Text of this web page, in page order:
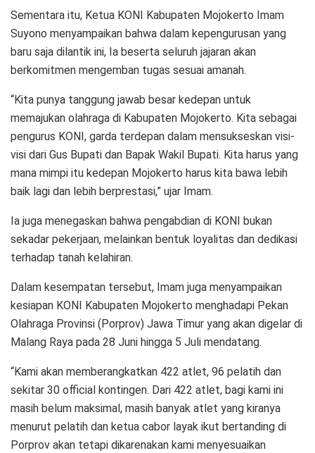
Sementara itu, Ketua KONI Kabupaten Mojokerto Imam
Suyono menyampaikan bahwa dalam kepengurusan yang
baru saja dilantik ini, Ia beserta seluruh jajaran akan
berkomitmen mengemban tugas sesuai amanah.
“Kita punya tanggung jawab besar kedepan untuk
memajukan olahraga di Kabupaten Mojokerto. Kita sebagai
pengurus KONI, garda terdepan dalam mensukseskan visi-
visi dari Gus Bupati dan Bapak Wakil Bupati. Kita harus yang
mana mimpi itu kedepan Mojokerto harus kita bawa lebih
baik lagi dan lebih berprestasi,” ujar Imam.
Ia juga menegaskan bahwa pengabdian di KONI bukan
sekadar pekerjaan, melainkan bentuk loyalitas dan dedikasi
terhadap tanah kelahiran.
Dalam kesempatan tersebut, Imam juga menyampaikan
kesiapan KONI Kabupaten Mojokerto menghadapi Pekan
Olahraga Provinsi (Porprov) Jawa Timur yang akan digelar di
Malang Raya pada 28 Juni hingga 5 Juli mendatang.
“Kami akan memberangkatkan 422 atlet, 96 pelatih dan
sekitar 30 official kontingen. Dari 422 atlet, bagi kami ini
masih belum maksimal, masih banyak atlet yang kiranya
menurut pelatih dan ketua cabor layak ikut bertanding di
Porprov akan tetapi dikarenakan kami menyesuaikan